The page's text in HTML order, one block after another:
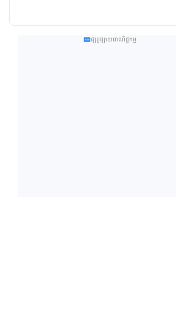
ផ្សព្វផ្សាយពាណិជ្ជកម្ម